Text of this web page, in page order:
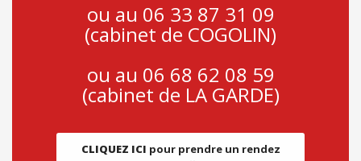
ou au 06 33 87 31 09
(cabinet de COGOLIN)
ou au 06 68 62 08 59
(cabinet de LA GARDE)
CLIQUEZ ICI pour prendre un rendez